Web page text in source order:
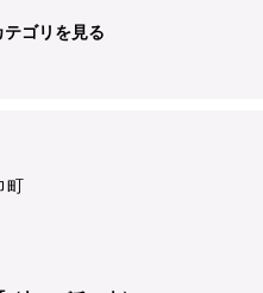
テゴリを見る